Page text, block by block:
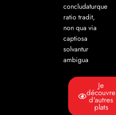
concludaturque
ratio tradit,
non qua via
captiosa
solvantur
ambigua
Je
découvre
d'autres
plats